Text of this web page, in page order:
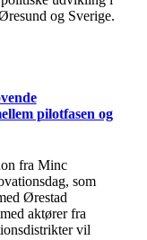
og Sverige.
pilotfasen og
fra Minc
som
Ørestad
aktører fra
vil